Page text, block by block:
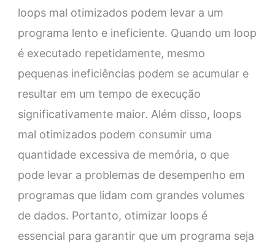
loops mal otimizados podem levar a um
programa lento e ineficiente. Quando um loop
é executado repetidamente, mesmo
pequenas ineficiências podem se acumular e
resultar em um tempo de execução
significativamente maior. Além disso, loops
mal otimizados podem consumir uma
quantidade excessiva de memória, o que
pode levar a problemas de desempenho em
programas que lidam com grandes volumes
de dados. Portanto, otimizar loops é
essencial para garantir que um programa seja